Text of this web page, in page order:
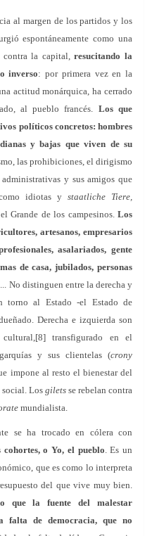
al margen de los partidos y los
espontáneamente como una
contra la capital,resucitando la
inverso: por primera vez en la
actitud monárquica, ha cerrado
al pueblo francés. Los que
políticos concretos: hombres
y bajas que viven de su
las prohibiciones, el dirigismo
y sus amigos que
idiotas y staatliche Tiere,
Grande de los campesinos. Los
artesanos, empresarios
asalariados, gente
de casa, jubilados, personas
No distinguen entre la derecha y
torno al Estado -el Estado de
Derecha e izquierda son
transfigurado en el
y sus clientelas (crony
impone al resto el bienestar del
Los giletsse rebelan contra
mundialista.
se ha trocado en cólera con
o Yo, el pueblo. Es un
que es como lo interpreta
del que vive muy bien.
que la fuente del malestar
falta de democracia, que no